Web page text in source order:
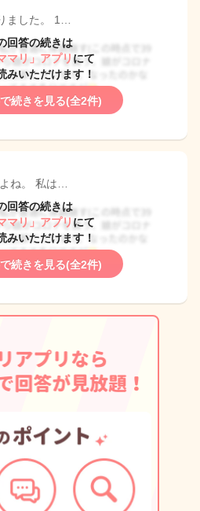
ました。 1…
回答の続きは
マリ」アプリ にて
みいただけます！
続きを見る(全2件)
ね。 私は…
回答の続きは
マリ」アプリ にて
みいただけます！
続きを見る(全2件)